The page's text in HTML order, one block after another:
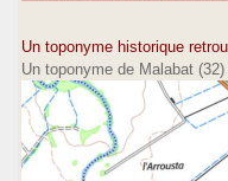
Un toponyme historique
Un toponyme de Malabat (32)